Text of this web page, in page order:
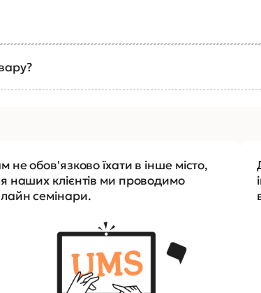
не обов'язково їхати в інше місто,
наших клієнтів ми проводимо
семінари.